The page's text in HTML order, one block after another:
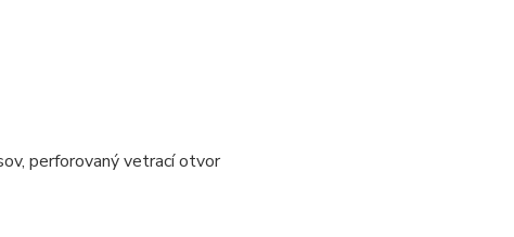
perforovaný vetrací otvor